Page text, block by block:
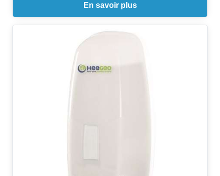
pour lunettes de toilettes.
verrouillage (avec ou sans clé).
Remplissage facile grâce au nouveau support de
cartouche intégré.
La zone d'appui intégrale portant l'inscription « Push
En savoir plus